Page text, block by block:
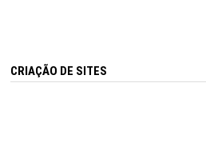
CRIAÇÃO DE SITES